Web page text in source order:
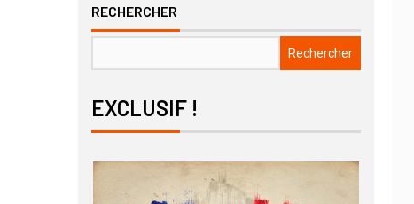
RECHERCHER
Rechercher
EXCLUSIF !